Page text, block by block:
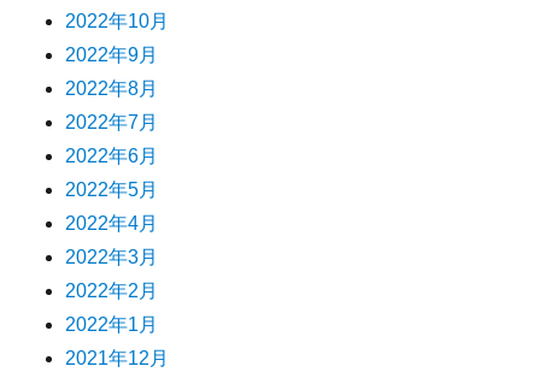
2022年10月
2022年9月
2022年8月
2022年7月
2022年6月
2022年5月
2022年4月
2022年3月
2022年2月
2022年1月
2021年12月